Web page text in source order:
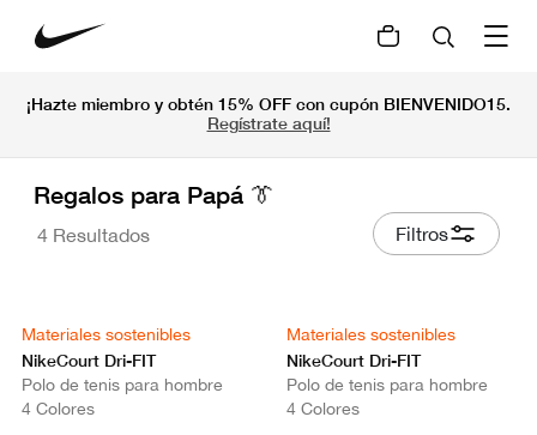
¡Hazte miembro y obtén 15% OFF con cupón BIENVENIDO15.
Regístrate aquí!
Regalos para Papá 👔
4 Resultados Filtros
Materiales sostenibles
NikeCourt Dri-FIT
Polo de tenis para hombre
4 Colores
Materiales sostenibles
NikeCourt Dri-FIT
Polo de tenis para hombre
4 Colores